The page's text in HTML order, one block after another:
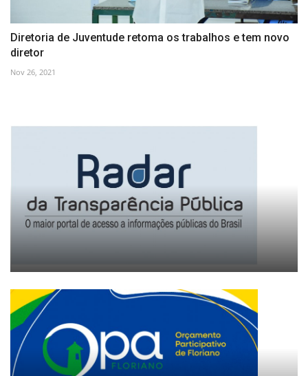
Diretoria de Juventude retoma os trabalhos e tem novo
diretor
Nov 26, 2021